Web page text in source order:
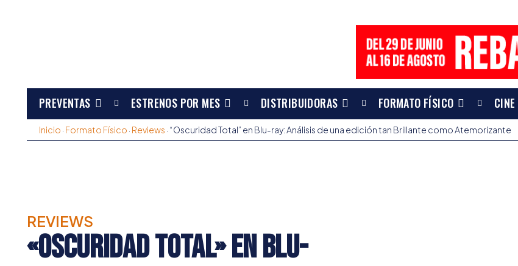
PREVENTAS ESTRENOS POR MES DISTRIBUIDORAS FORMATO FÍSICO CINE
Inicio · Formato Físico · Reviews · “Oscuridad Total” en Blu-ray: Análisis de una edición tan Brillante como Atemorizante
REVIEWS
«Oscuridad Total» en Blu-